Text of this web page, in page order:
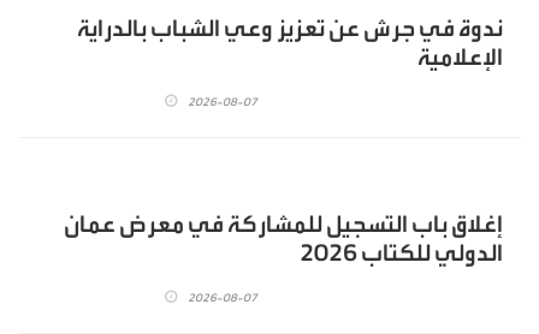
ندوة في جرش عن تعزيز وعي الشباب بالدراية
الإعلامية
2026-08-07
إغلاق باب التسجيل للمشاركة في معرض عمان
الدولي للكتاب 2026
2026-08-07